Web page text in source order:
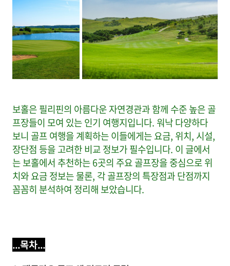
보홀은 필리핀의 아름다운 자연경관과 함께 수준 높은 골
프장들이 모여 있는 인기 여행지입니다. 워낙 다양하다
보니 골프 여행을 계획하는 이들에게는 요금, 위치, 시설,
장단점 등을 고려한 비교 정보가 필수입니다. 이 글에서
는 보홀에서 추천하는 6곳의 주요 골프장을 중심으로 위
치와 요금 정보는 물론, 각 골프장의 특장점과 단점까지
꼼꼼히 분석하여 정리해 보았습니다.
...목차...